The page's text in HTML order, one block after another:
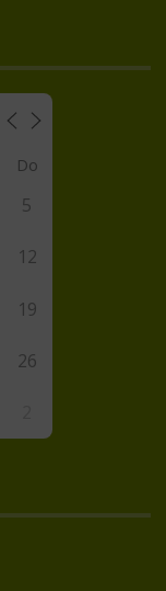
Do
5
12
19
26